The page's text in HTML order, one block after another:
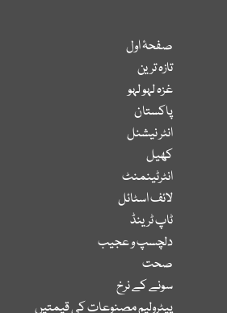
صفحۂ اول
تازہ ترین
غزہ لہو لہو
پاکستان
انٹر نیشنل
کھیل
انٹرٹینمنٹ
لائف اسٹائل
ٹاپ ٹرینڈ
دلچسپ و عجیب
صحت
سونے کے نرخ
پیٹرولیم مصنوعات کی قیمتیں